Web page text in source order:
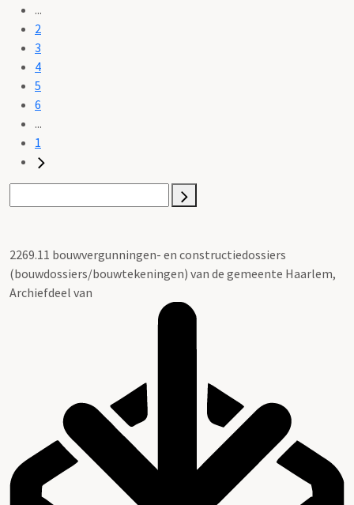
...
2
3
4
5
6
...
1
2269.11 bouwvergunningen- en constructiedossiers
(bouwdossiers/bouwtekeningen) van de gemeente Haarlem,
Archiefdeel van